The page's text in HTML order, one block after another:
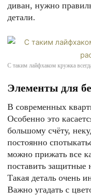
диван, нужно
детали.
С таким лайфхаком кружка
Элементы для
В современных
Особенно это
большому счёту,
постоянно
можно прижать все
поставить защитные
Такая деталь очень
Важно угадать с